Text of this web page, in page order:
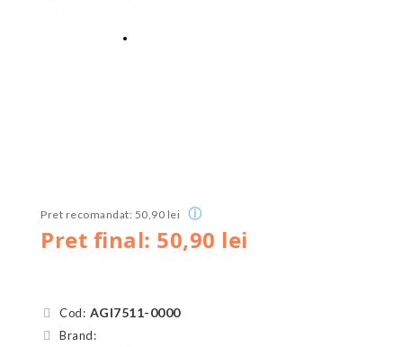
Pret final: 50,90 lei
Pret recomandat: 50,90 lei ⓘ
Cod: AGI7511-0000
Brand: